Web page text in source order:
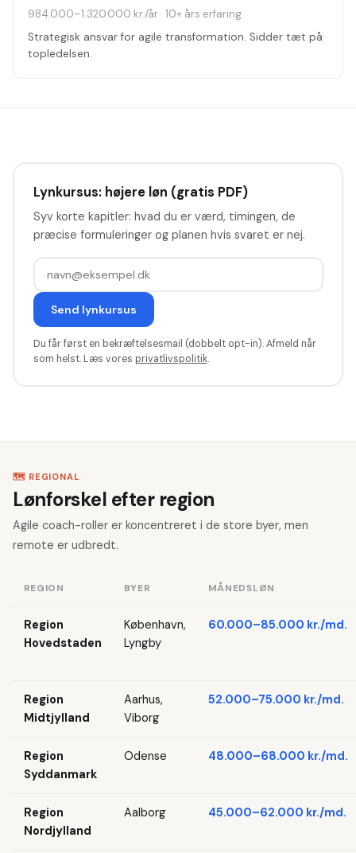
984.000–1.320.000 kr./år ·10+ års erfaring
Strategisk ansvar for agile transformation. Sidder tæt på
topledelsen.
Lynkursus: højere løn (gratis PDF)
Syv korte kapitler: hvad du er værd, timingen, de
præcise formuleringer og planen hvis svaret er nej.
Send lynkursus
Du får først en bekræftelsesmail (dobbelt opt-in). Afmeld når
som helst. Læs vores privatlivspolitik.
🗺️ REGIONAL
Lønforskel efter region
Agile coach-roller er koncentreret i de store byer, men
remote er udbredt.
REGION BYER MÅNEDSLØN
Region
Hovedstaden
København,
Lyngby
60.000–85.000 kr./md.
Region
Midtjylland
Aarhus,
Viborg
52.000–75.000 kr./md.
Region
Syddanmark
Odense 48.000–68.000 kr./md.
Region
Nordjylland
Aalborg 45.000–62.000 kr./md.